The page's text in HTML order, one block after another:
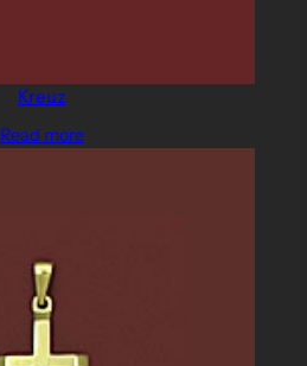
Kreuz
Read more